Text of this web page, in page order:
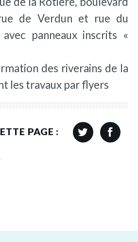
de Verdun et rue du
panneaux inscrits «
des riverains de la
les travaux par flyers
PAGE :